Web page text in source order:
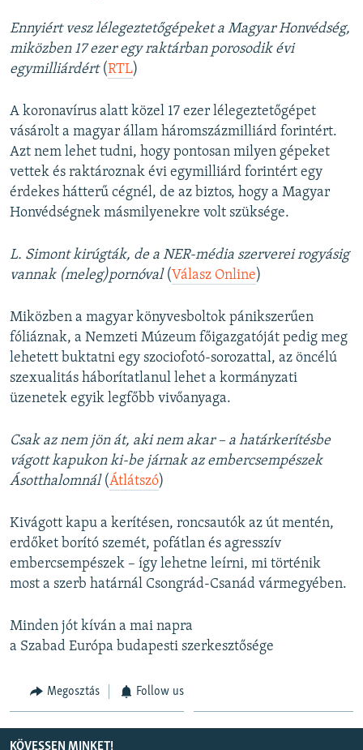
Ennyiért vesz lélegeztetőgépeket a Magyar Honvédség,
miközben 17 ezer egy raktárban porosodik évi
egymilliárdért(RTL)
A koronavírus alatt közel 17 ezer lélegeztetőgépet
vásárolt a magyar állam háromszázmilliárd forintért.
Azt nem lehet tudni, hogy pontosan milyen gépeket
vettek és raktároznak évi egymilliárd forintért egy
érdekes hátterű cégnél, de az biztos, hogy a Magyar
Honvédségnek másmilyenekre volt szüksége.
L. Simont kirúgták, de a NER-média szerverei rogyásig
vannak (meleg)pornóval(Válasz Online)
Miközben a magyar könyvesboltok pánikszerűen
fóliáznak, a Nemzeti Múzeum főigazgatóját pedig meg
lehetett buktatni egy szociofotó-sorozattal, az öncélú
szexualitás háborítatlanul lehet a kormányzati
üzenetek egyik legfőbb vivőanyaga.
Csak az nem jön át, aki nem akar – a határkerítésbe
vágott kapukon ki-be járnak az embercsempészek
Ásotthalomnál(Átlátszó)
Kivágott kapu a kerítésen, roncsautók az út mentén,
erdőket borító szemét, pofátlan és agresszív
embercsempészek – így lehetne leírni, mi történik
most a szerb határnál Csongrád-Csanád vármegyében.
Minden jót kíván a mai napra
a Szabad Európa budapesti szerkesztősége
Megosztás Follow us
KÖVESSEN MINKET!